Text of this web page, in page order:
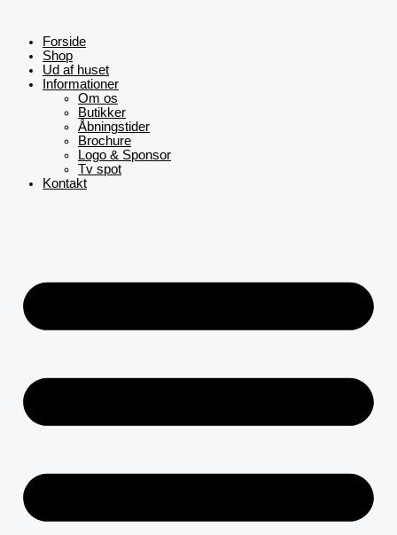
indholdetForside
Shop
Ud af huset
Informationer
Om os
Butikker
Åbningstider
Brochure
Logo & Sponsor
Tv spot
Kontakt